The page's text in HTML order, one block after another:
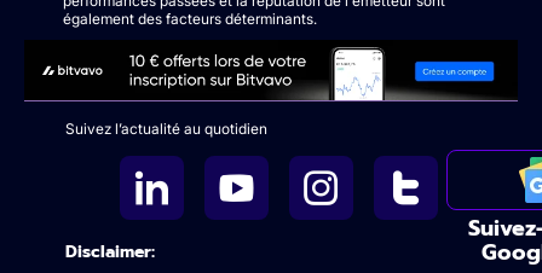
également des facteurs déterminants.
Suivez l’actualité au quotidien
Disclaimer: